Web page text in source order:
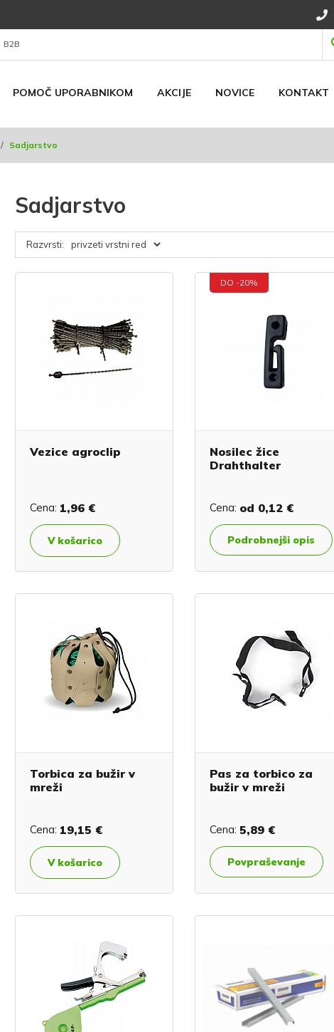
B2B
POMOČ UPORABNIKOM AKCIJE NOVICE KONTAKT
/ Sadjarstvo
Sadjarstvo
Razvrsti:
Vezice agroclip
Cena: 1,96 €
V košarico
DO -20%
Nosilec žice
Drahthalter
Cena: od 0,12 €
Podrobnejši opis
Torbica za bužir v
mreži
Cena: 19,15 €
V košarico
Pas za torbico za
bužir v mreži
Cena: 5,89 €
Povpraševanje